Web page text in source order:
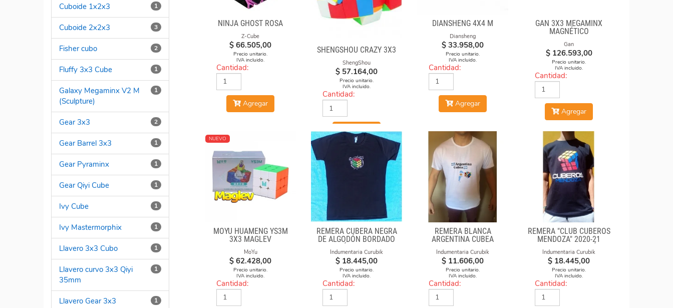
1
Cuboide 1x2x3
3
Cuboide 2x2x3
2
Fisher cubo
1
Fluffy 3x3 Cube
1
Galaxy Megaminx V2 M
(Sculpture)
2
Gear 3x3
1
Gear Barrel 3x3
1
Gear Pyraminx
1
Gear Qiyi Cube
1
Ivy Cube
1
Ivy Mastermorphix
1
Llavero 3x3 Cubo
1
Llavero curvo 3x3 Qiyi
35mm
1
Llavero Gear 3x3
NINJA GHOST ROSA
Z-Cube
$ 66.505,00
Precio unitario.
IVA incluido.
Cantidad:
Agregar
SHENGSHOU CRAZY 3X3
ShengShou
$ 57.164,00
Precio unitario.
IVA incluido.
Cantidad:
Agregar
DIANSHENG 4X4 M
Diansheng
$ 33.958,00
Precio unitario.
IVA incluido.
Cantidad:
Agregar
GAN 3X3 MEGAMINX
MAGNÉTICO
Gan
$ 126.593,00
Precio unitario.
IVA incluido.
Cantidad:
Agregar
NUEVO
MOYU HUAMENG YS3M
3X3 MAGLEV
MoYu
$ 62.428,00
Precio unitario.
IVA incluido.
Cantidad:
REMERA CUBERA NEGRA
DE ALGODÓN BORDADO
"FÓRMULAS"
Indumentaria Curubik
$ 18.445,00
Precio unitario.
IVA incluido.
Cantidad:
REMERA BLANCA
ARGENTINA CUBEA
Indumentaria Curubik
$ 11.606,00
Precio unitario.
IVA incluido.
Cantidad:
REMERA "CLUB CUBEROS
MENDOZA" 2020-21
NEGRA DE ALGODÓN
ESTAMPADA
Indumentaria Curubik
$ 18.445,00
Precio unitario.
IVA incluido.
Cantidad: